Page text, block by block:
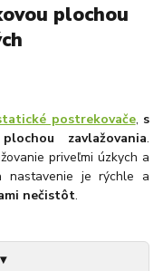
plochou
postrekovače, s
zavlažovania.
priveľmi úzkych a
nastavenie je rýchle a
nečistôt.